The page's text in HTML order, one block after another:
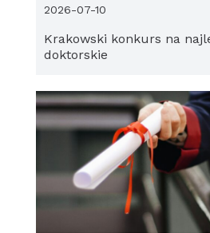
Krakowski konkurs na
doktorskie
2026-07-10